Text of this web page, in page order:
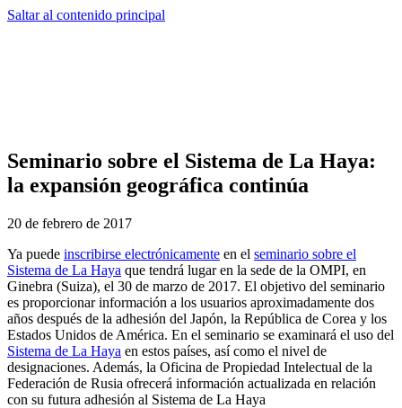
Saltar al contenido principal
Seminario sobre el Sistema de La Haya:
la expansión geográfica continúa
20 de febrero de 2017
Ya puede inscribirse electrónicamente en el seminario sobre el
Sistema de La Haya que tendrá lugar en la sede de la OMPI, en
Ginebra (Suiza), el 30 de marzo de 2017. El objetivo del seminario
es proporcionar información a los usuarios aproximadamente dos
años después de la adhesión del Japón, la República de Corea y los
Estados Unidos de América. En el seminario se examinará el uso del
Sistema de La Haya en estos países, así como el nivel de
designaciones. Además, la Oficina de Propiedad Intelectual de la
Federación de Rusia ofrecerá información actualizada en relación
con su futura adhesión al Sistema de La Haya